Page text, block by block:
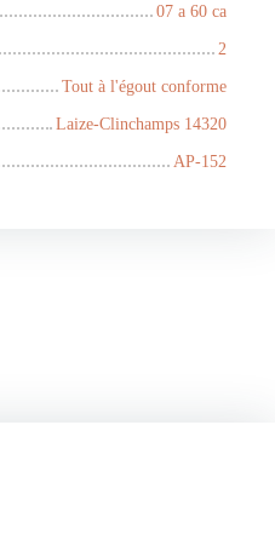
07 a 60 ca
2
Tout à l'égout conforme
Laize-Clinchamps 14320
AP-152